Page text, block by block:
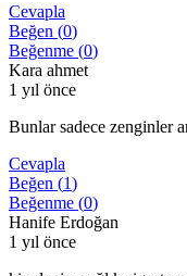
Cevapla
Beğen (0)
Beğenme (0)
Kara ahmet
1 yıl önce
Bunlar sadece zenginler
Cevapla
Beğen (1)
Beğenme (0)
Hanife Erdoğan
1 yıl önce